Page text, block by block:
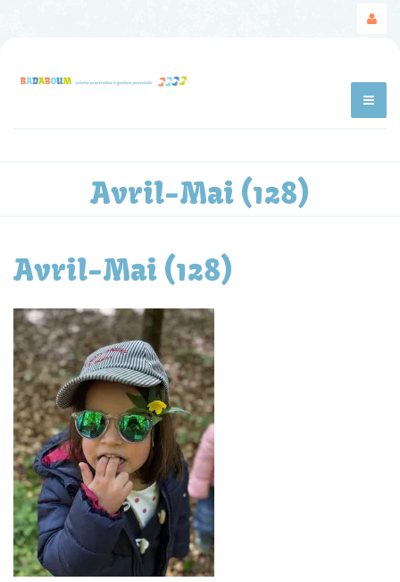
Avril-Mai (128)
Avril-Mai (128)